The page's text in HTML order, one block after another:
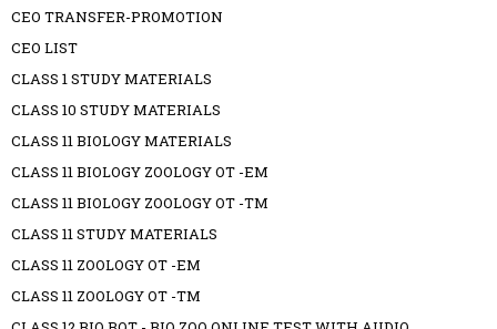
CEO TRANSFER-PROMOTION
CEO LIST
CLASS 1 STUDY MATERIALS
CLASS 10 STUDY MATERIALS
CLASS 11 BIOLOGY MATERIALS
CLASS 11 BIOLOGY ZOOLOGY OT -EM
CLASS 11 BIOLOGY ZOOLOGY OT -TM
CLASS 11 STUDY MATERIALS
CLASS 11 ZOOLOGY OT -EM
CLASS 11 ZOOLOGY OT -TM